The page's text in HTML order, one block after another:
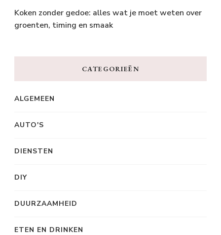
Koken zonder gedoe: alles wat je moet weten over
groenten, timing en smaak
CATEGORIEËN
ALGEMEEN
AUTO'S
DIENSTEN
DIY
DUURZAAMHEID
ETEN EN DRINKEN